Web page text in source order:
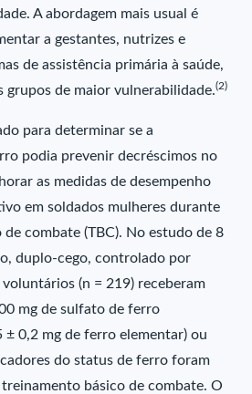
A abordagem mais usual é
a gestantes, nutrizes e
de assistência primária à saúde,
grupos de maior vulnerabilidade.(2)
para determinar se a
podia prevenir decréscimos no
as medidas de desempenho
em soldados mulheres durante
combate (TBC). No estudo de 8
duplo-cego, controlado por
(n = 219) receberam
mg de sulfato de ferro
± 0,2 mg de ferro elementar) ou
do status de ferro foram
básico de combate. O